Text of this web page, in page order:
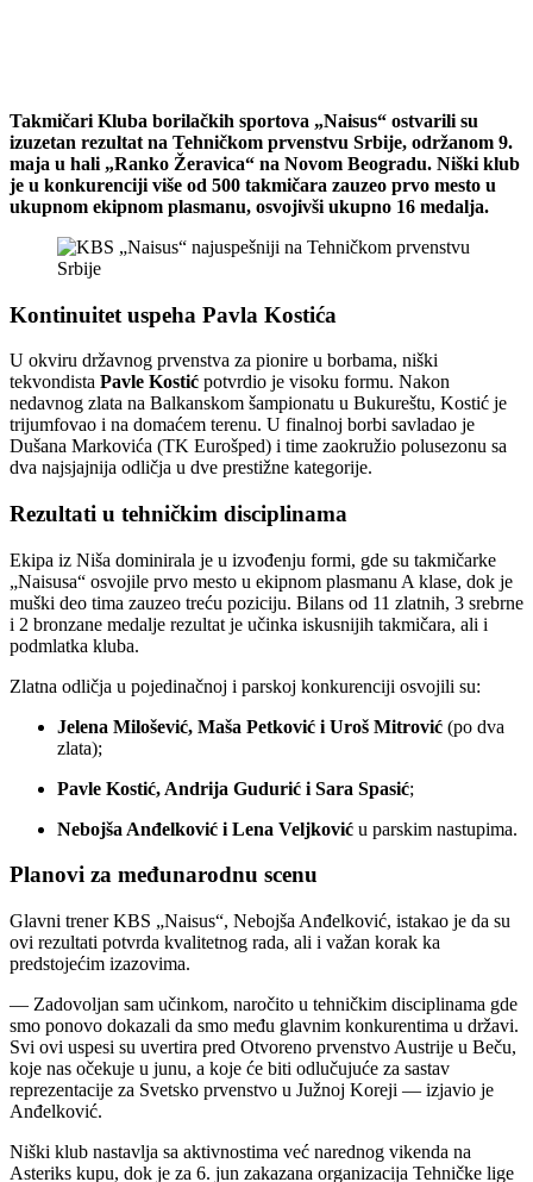
Takmičari Kluba borilačkih sportova „Naisus“ ostvarili su
izuzetan rezultat na Tehničkom prvenstvu Srbije, održanom 9.
maja u hali „Ranko Žeravica“ na Novom Beogradu. Niški klub
je u konkurenciji više od 500 takmičara zauzeo prvo mesto u
ukupnom ekipnom plasmanu, osvojivši ukupno 16 medalja.
Kontinuitet uspeha Pavla Kostića
U okviru državnog prvenstva za pionire u borbama, niški
tekvondista Pavle Kostić potvrdio je visoku formu. Nakon
nedavnog zlata na Balkanskom šampionatu u Bukureštu, Kostić je
trijumfovao i na domaćem terenu. U finalnoj borbi savladao je
Dušana Markovića (TK Eurošped) i time zaokružio polusezonu sa
dva najsjajnija odličja u dve prestižne kategorije.
Rezultati u tehničkim disciplinama
Ekipa iz Niša dominirala je u izvođenju formi, gde su takmičarke
„Naisusa“ osvojile prvo mesto u ekipnom plasmanu A klase, dok je
muški deo tima zauzeo treću poziciju. Bilans od 11 zlatnih, 3 srebrne
i 2 bronzane medalje rezultat je učinka iskusnijih takmičara, ali i
podmlatka kluba.
Zlatna odličja u pojedinačnoj i parskoj konkurenciji osvojili su:
Jelena Milošević, Maša Petković i Uroš Mitrović (po dva
zlata);
Pavle Kostić, Andrija Gudurić i Sara Spasić;
Nebojša Anđelković i Lena Veljković u parskim nastupima.
Planovi za međunarodnu scenu
Glavni trener KBS „Naisus“, Nebojša Anđelković, istakao je da su
ovi rezultati potvrda kvalitetnog rada, ali i važan korak ka
predstojećim izazovima.
— Zadovoljan sam učinkom, naročito u tehničkim disciplinama gde
smo ponovo dokazali da smo među glavnim konkurentima u državi.
Svi ovi uspesi su uvertira pred Otvoreno prvenstvo Austrije u Beču,
koje nas očekuje u junu, a koje će biti odlučujuće za sastav
reprezentacije za Svetsko prvenstvo u Južnoj Koreji — izjavio je
Anđelković.
Niški klub nastavlja sa aktivnostima već narednog vikenda na
Asteriks kupu, dok je za 6. jun zakazana organizacija Tehničke lige